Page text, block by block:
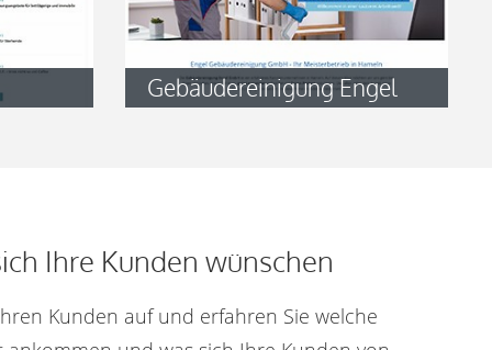
Gebäudereinigung Engel
Ihre Kunden wünschen
Kunden auf und erfahren Sie welche